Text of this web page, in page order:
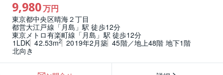
9,980万円
東京都中央区晴海２丁目
都営大江戸線「月島」駅 徒歩12分
東京メトロ有楽町線「月島」駅 徒歩12分
1LDK 42.53m2 2019年2月築 45階／地上48階 地下1階
北向き